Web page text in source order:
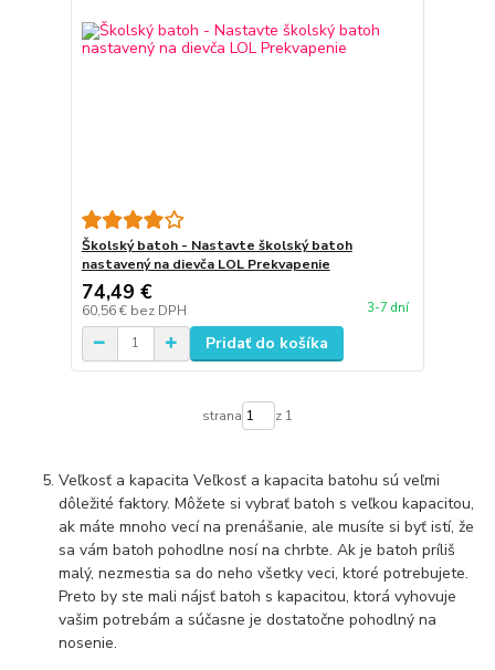
Školský batoh - Nastavte školský batoh
nastavený na dievča LOL Prekvapenie
74,49 €
60,56 € bez DPH 3-7 dní
Pridať do košíka
strana z 1
Veľkosť a kapacita Veľkosť a kapacita batohu sú veľmi
dôležité faktory. Môžete si vybrať batoh s veľkou kapacitou,
ak máte mnoho vecí na prenášanie, ale musíte si byť istí, že
sa vám batoh pohodlne nosí na chrbte. Ak je batoh príliš
malý, nezmestia sa do neho všetky veci, ktoré potrebujete.
Preto by ste mali nájsť batoh s kapacitou, ktorá vyhovuje
vašim potrebám a súčasne je dostatočne pohodlný na
nosenie.